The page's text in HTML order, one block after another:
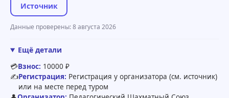
Источник
Данные проверены: 8 августа 2026
Ещё детали
💳Взнос: 10000 ₽
✍️Регистрация: Регистрация у организатора (см. источник)
или на месте перед туром